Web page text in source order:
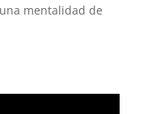
mentalidad de